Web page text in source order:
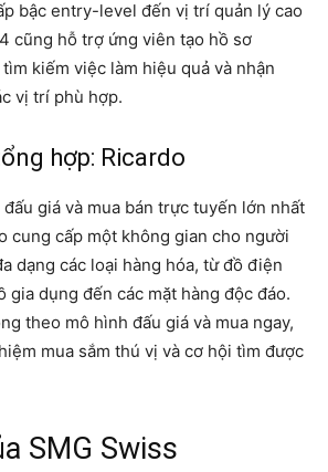
bậc entry-level đến vị trí quản lý cao
cũng hỗ trợ ứng viên tạo hồ sơ
kiếm việc làm hiệu quả và nhận
vị trí phù hợp.
hợp: Ricardo
đấu giá và mua bán trực tuyến lớn nhất
cung cấp một không gian cho người
dạng các loại hàng hóa, từ đồ điện
gia dụng đến các mặt hàng độc đáo.
theo mô hình đấu giá và mua ngay,
mua sắm thú vị và cơ hội tìm được
SMG Swiss